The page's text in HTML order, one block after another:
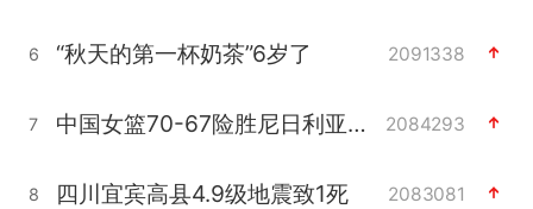
6 “秋天的第一杯奶茶”6岁了 2091338
7 中国女篮70-67险胜尼日利亚女篮 2084293
8 四川宜宾高县4.9级地震致1死 2083081